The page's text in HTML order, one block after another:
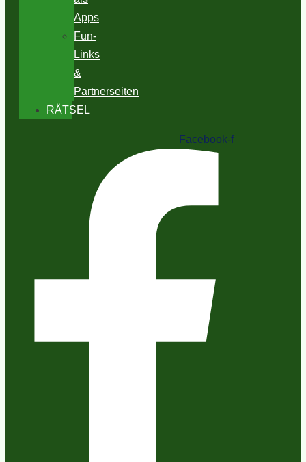
Apps
Fun-
Links
&
Partnerseiten
RÄTSEL
Facebook-f